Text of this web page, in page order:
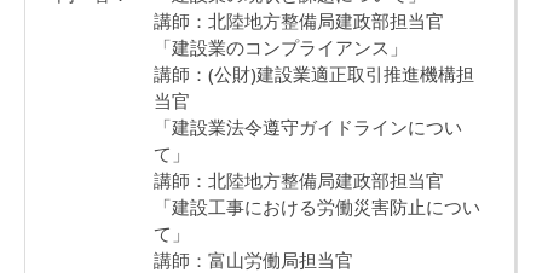
講師：北陸地方整備局建政部担当官
「建設業のコンプライアンス」
講師：(公財)建設業適正取引推進機構担
当官
「建設業法令遵守ガイドラインについ
て」
講師：北陸地方整備局建政部担当官
「建設工事における労働災害防止につい
て」
講師：富山労働局担当官